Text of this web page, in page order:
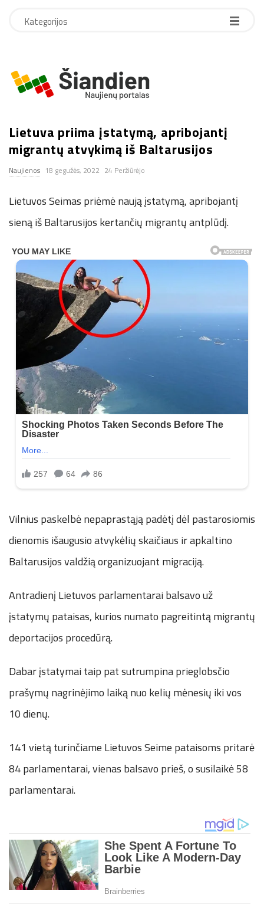
Kategorijos
S
a
n
d
i
e
n
n
e
t
Lietuva priima įstatymą, apribojantį
migrantų atvykimą iš Baltarusijos
Naujienos 18 gegužės, 2022 24 Peržiūrėjo
Lietuvos Seimas priėmė naują įstatymą, apribojantį
sieną iš Baltarusijos kertančių migrantų antplūdį.
Vilnius paskelbė nepaprastąją padėtį dėl pastarosiomis
dienomis išaugusio atvykėlių skaičiaus ir apkaltino
Baltarusijos valdžią organizuojant migraciją.
Antradienį Lietuvos parlamentarai balsavo už
įstatymų pataisas, kurios numato pagreitintą migrantų
deportacijos procedūrą.
Dabar įstatymai taip pat sutrumpina prieglobsčio
prašymų nagrinėjimo laiką nuo kelių mėnesių iki vos
10 dienų.
141 vietą turinčiame Lietuvos Seime pataisoms pritarė
84 parlamentarai, vienas balsavo prieš, o susilaikė 58
parlamentarai.